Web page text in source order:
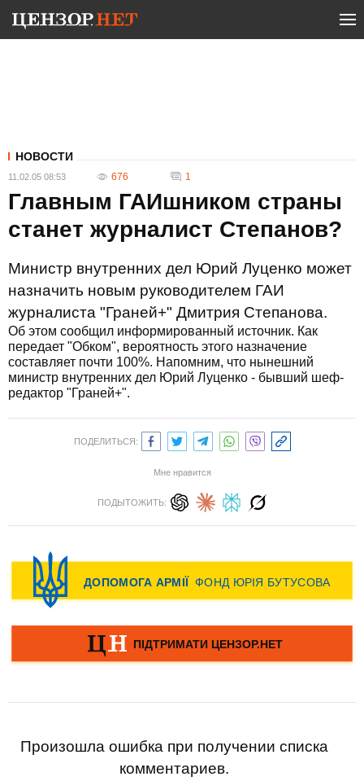
НОВОСТИ
11.02.05 08:53 676 1
Главным ГАИшником страны
станет журналист Степанов?
Министр внутренних дел Юрий Луценко может
назначить новым руководителем ГАИ
журналиста "Граней+" Дмитрия Степанова.
Об этом сообщил информированный источник. Как
передает "Обком", вероятность этого назначение
составляет почти 100%. Напомним, что нынешний
министр внутренних дел Юрий Луценко - бывший шеф-
редактор "Граней+".
ПОДЕЛИТЬСЯ:
Мне нравится
ПОДЫТОЖИТЬ:
Произошла ошибка при получении списка
комментариев.